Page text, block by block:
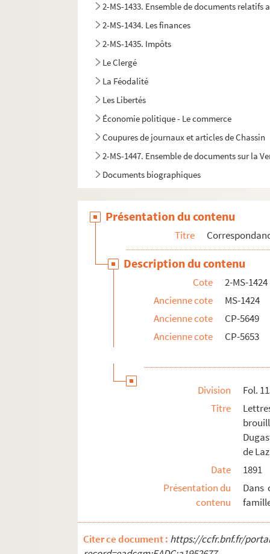
2-MS-1433. Ensemble de documents
2-MS-1434. Les finances
2-MS-1435. Impôts
Le Clergé
La Féodalité
Les Libertés
Économie politique - Le commerce
Coupures de journaux et articles de Chassin
2-MS-1447. Ensemble de documents sur la
Documents biographiques
Présentation du contenu
Titre
Description du contenu
Cote
2-MS-1424
Ancienne cote
MS-1424
Ancienne cote
CP-5649
Ancienne cote
CP-5653
Division
Fol.
Titre
de
Date
1891
Présentation du
contenu
Dans
Citer ce document : https://ccfr.bnf.fr/